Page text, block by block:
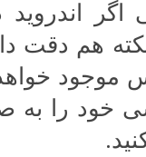
اندروید
هم دقت
خواهد
خود را به